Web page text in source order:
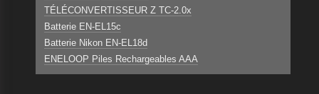
TÉLÉCONVERTISSEUR Z TC-2.0x
Batterie EN-EL15c
Batterie Nikon EN-EL18d
ENELOOP Piles Rechargeables AAA